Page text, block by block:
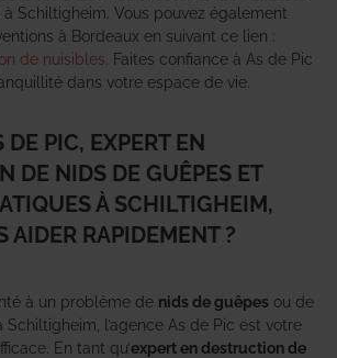
Schiltigheim. Vous pouvez également
à Bordeaux en suivant ce lien :
de nuisibles . Faites confiance à As de Pic
dans votre espace de vie.
PIC, EXPERT EN
DE NIDS DE GUÊPES ET
À SCHILTIGHEIM,
AIDER RAPIDEMENT ?
à un problème de nids de guêpes ou de
Schiltigheim, l’agence As de Pic est votre
En tant qu’expert en destruction de